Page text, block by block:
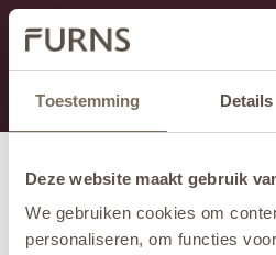
Toestemming Details
Deze website maakt gebruik
We gebruiken cookies om
personaliseren, om functies
Dit onderdeel is momenteel
Als je informatie mist kun je
168 of mailen
info@furns.com